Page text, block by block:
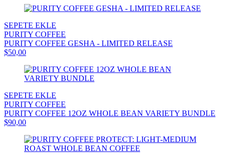
SEPETE EKLE
PURITY COFFEE
PURITY COFFEE GESHA - LIMITED RELEASE
$50,00
SEPETE EKLE
PURITY COFFEE
PURITY COFFEE 12OZ WHOLE BEAN VARIETY BUNDLE
$90,00